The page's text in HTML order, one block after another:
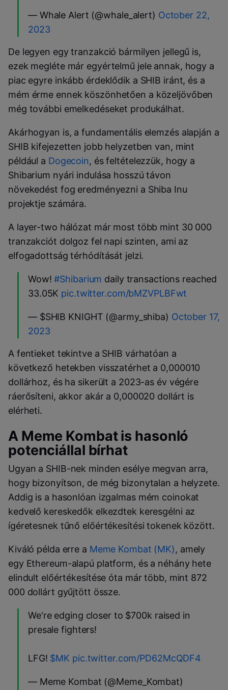
— Whale Alert (@whale_alert) October 22,
2023
De legyen egy tranzakció bármilyen jellegű is,
ezek megléte már egyértelmű jele annak, hogy a
piac egyre inkább érdeklődik a SHIB iránt, és a
mém érme ennek köszönhetően a közeljövőben
még további emelkedéseket produkálhat.
Akárhogyan is, a fundamentális elemzés alapján a
SHIB kifejezetten jobb helyzetben van, mint
például a Dogecoin, és feltételezzük, hogy a
Shibarium nyári indulása hosszú távon
növekedést fog eredményezni a Shiba Inu
projektje számára.
A layer-two hálózat már most több mint 30 000
tranzakciót dolgoz fel napi szinten, ami az
elfogadottság térhódítását jelzi.
Wow!#Shibarium daily transactions reached
33.05K pic.twitter.com/bMZVPLBFwt
— $SHIB KNIGHT (@army_shiba) October 17,
2023
A fentieket tekintve a SHIB várhatóan a
következő hetekben visszatérhet a 0,000010
dollárhoz, és ha sikerült a 2023-as év végére
ráerősíteni, akkor akár a 0,000020 dollárt is
elérheti.
A Meme Kombat is hasonló
potenciállal bírhat
Ugyan a SHIB-nek minden esélye megvan arra,
hogy bizonyítson, de még bizonytalan a helyzete.
Addig is a hasonlóan izgalmas mém coinokat
kedvelő kereskedők elkezdtek keresgélni az
ígéretesnek tűnő előértékesítési tokenek között.
Kiváló példa erre a Meme Kombat (MK), amely
egy Ethereum-alapú platform, és a néhány hete
elindult előértékesítése óta már több, mint 872
000 dollárt gyűjtött össze.
We're edging closer to $700k raised in
presale fighters!
LFG! $MK pic.twitter.com/PD62McQDF4
— Meme Kombat (@Meme_Kombat)